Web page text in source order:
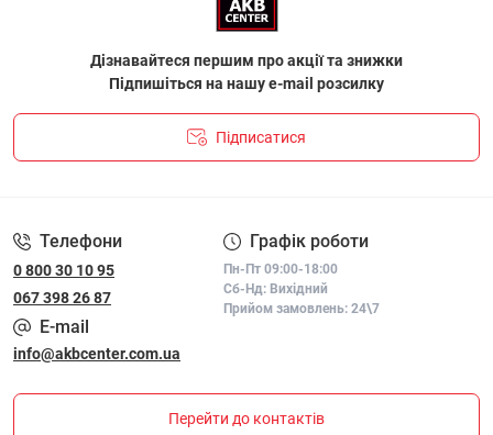
Дізнавайтеся першим про акції та знижки
Підпишіться на нашу e-mail розсилку
Підписатися
Телефони
0 800 30 10 95
067 398 26 87
Графік роботи
Пн-Пт 09:00-18:00
Сб-Нд: Вихідний
Прийом замовлень: 24\7
E-mail
info@akbcenter.com.ua
Перейти до контактів